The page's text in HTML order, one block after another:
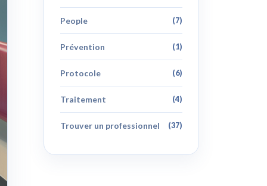
People (7)
Prévention (1)
Protocole (6)
Traitement (4)
Trouver un professionnel (37)